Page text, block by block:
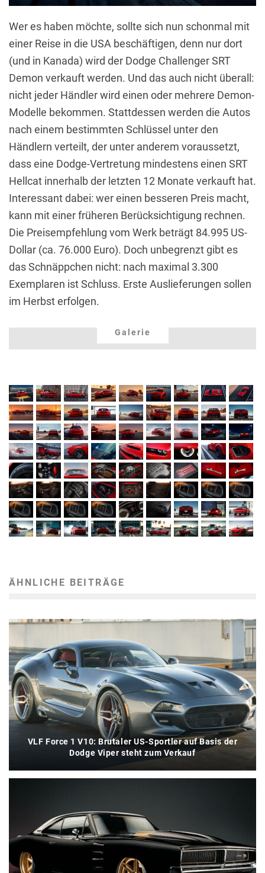
Wer es haben möchte, sollte sich nun schonmal mit
einer Reise in die USA beschäftigen, denn nur dort
(und in Kanada) wird der Dodge Challenger SRT
Demon verkauft werden. Und das auch nicht überall:
nicht jeder Händler wird einen oder mehrere Demon-
Modelle bekommen. Stattdessen werden die Autos
nach einem bestimmten Schlüssel unter den
Händlern verteilt, der unter anderem voraussetzt,
dass eine Dodge-Vertretung mindestens einen SRT
Hellcat innerhalb der letzten 12 Monate verkauft hat.
Interessant dabei: wer einen besseren Preis macht,
kann mit einer früheren Berücksichtigung rechnen.
Die Preisempfehlung vom Werk beträgt 84.995 US-
Dollar (ca. 76.000 Euro). Doch unbegrenzt gibt es
das Schnäppchen nicht: nach maximal 3.300
Exemplaren ist Schluss. Erste Auslieferungen sollen
im Herbst erfolgen.
Galerie
ÄHNLICHE BEITRÄGE
VLF Force 1 V10: Brutaler US-Sportler auf Basis der
Dodge Viper steht zum Verkauf